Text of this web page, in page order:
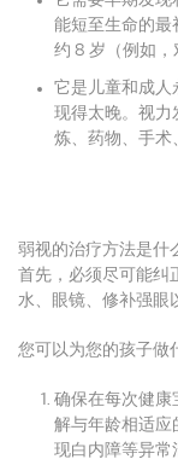
能短至生命的最
约 8 岁（例如，
它是儿童和成人
现得太晚。 视力
炼、药物、手术
弱视的治疗方法是什
首先，必须尽可能纠
水、眼镜、修补强眼
您可以为您的孩子做
确保在每次健康
解与年龄相适应
现白内障等异常